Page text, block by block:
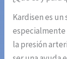
Kardisen es
especialmente
la presión